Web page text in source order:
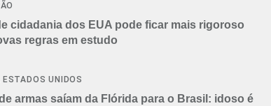
cidadania dos EUA pode ficar mais rigoroso
regras em estudo
ESTADOS UNIDOS
armas saíam da Flórida para o Brasil: idoso é